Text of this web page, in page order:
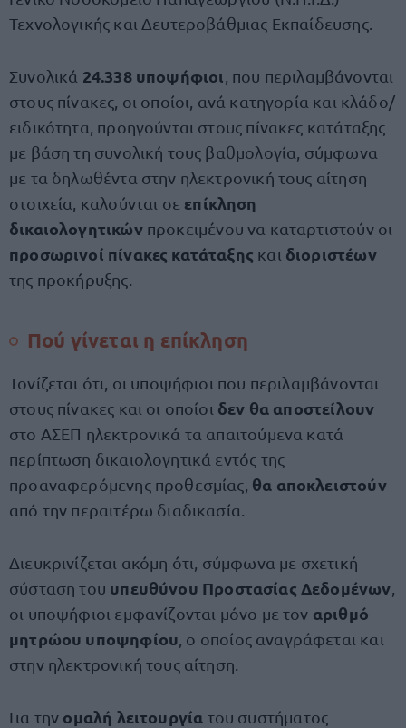
Τεχνολογικής και Δευτεροβάθμιας Εκπαίδευσης.
Συνολικά 24.338 υποψήφιοι που περιλαμβάνονται
στους πίνακες, οι οποίοι, ανά κατηγορία και κλάδο/
ειδικότητα, προηγούνται στους πίνακες κατάταξης
με βάση τη συνολική τους βαθμολογία, σύμφωνα
με τα δηλωθέντα στην ηλεκτρονική τους αίτηση
στοιχεία, καλούνται σε επίκληση
δικαιολογητικών προκειμένου να καταρτιστούν οι
προσωρινοί πίνακες κατάταξης και διοριστέων
της προκήρυξης.
Πού γίνεται η επίκληση
Τονίζεται ότι, οι υποψήφιοι που περιλαμβάνονται
στους πίνακες και οι οποίοι δεν θα αποστείλουν
στο ΑΣΕΠ ηλεκτρονικά τα απαιτούμενα κατά
περίπτωση δικαιολογητικά εντός της
προαναφερόμενης προθεσμίας, θα αποκλειστούν
από την περαιτέρω διαδικασία.
Διευκρινίζεται ακόμη ότι, σύμφωνα με σχετική
σύσταση του υπευθύνου Προστασίας Δεδομένων
οι υποψήφιοι εμφανίζονται μόνο με τον αριθμό
μητρώου υποψηφίου , ο οποίος αναγράφεται και
στην ηλεκτρονική τους αίτηση.
Για την ομαλή λειτουργία του συστήματος